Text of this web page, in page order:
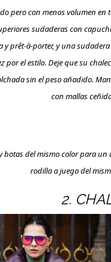
pero con menos volumen
sudaderas con
y prêt-à-porter, y una
por el estilo. Deje que su
sin el peso añadido.
con mallas
botas del mismo color para
rodilla a juego del
2.